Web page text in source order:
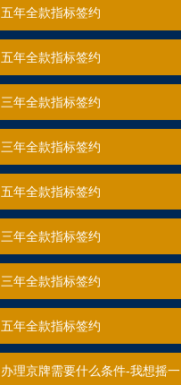
五年全款指标签约
五年全款指标签约
三年全款指标签约
三年全款指标签约
五年全款指标签约
三年全款指标签约
三年全款指标签约
五年全款指标签约
办理京牌需要什么条件-我想摇一